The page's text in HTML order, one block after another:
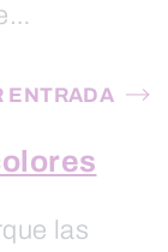
ENTRADA
las